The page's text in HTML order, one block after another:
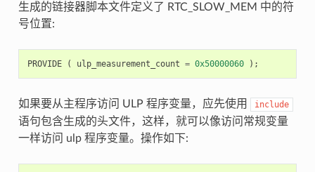
生成的链接器脚本文件定义了 RTC_SLOW_MEM 中的符
号位置:
PROVIDE ( ulp_measurement_count = 0x50000060 );
如果要从主程序访问 ULP 程序变量，应先使用 include
语句包含生成的头文件，这样，就可以像访问常规变量
一样访问 ulp 程序变量。操作如下: